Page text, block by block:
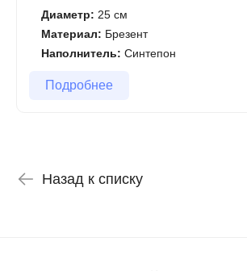
Диаметр: 25 см
Материал: Брезент
Наполнитель: Синтепон
Подробнее
Назад к списку